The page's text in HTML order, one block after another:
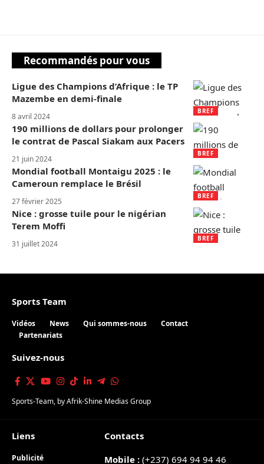
Recommandés pour vous
BREF
Ligue des Champions d’Afrique : le TP
Mazembe en demi-finale
8 avril 2024
BREF
190 millions de dollars pour prolonger
le contrat de Pascal Siakam aux Pacers
21 juin 2024
BREF
Mondial football Montaigu 2025 : le
Cameroun remplace le Brésil
27 février 2025
BREF
Nice : grosse tuile pour le nigérian
Terem Moffi
31 juillet 2024
Sports Team
Vidéos News Qui sommes-nous
Contact
Partenariats
Suivez-nous
Sports-Team, byAfrik-Shine Medias Group
Liens
Publicité
Contacts
Mobile : (+237) 694 94 94 46